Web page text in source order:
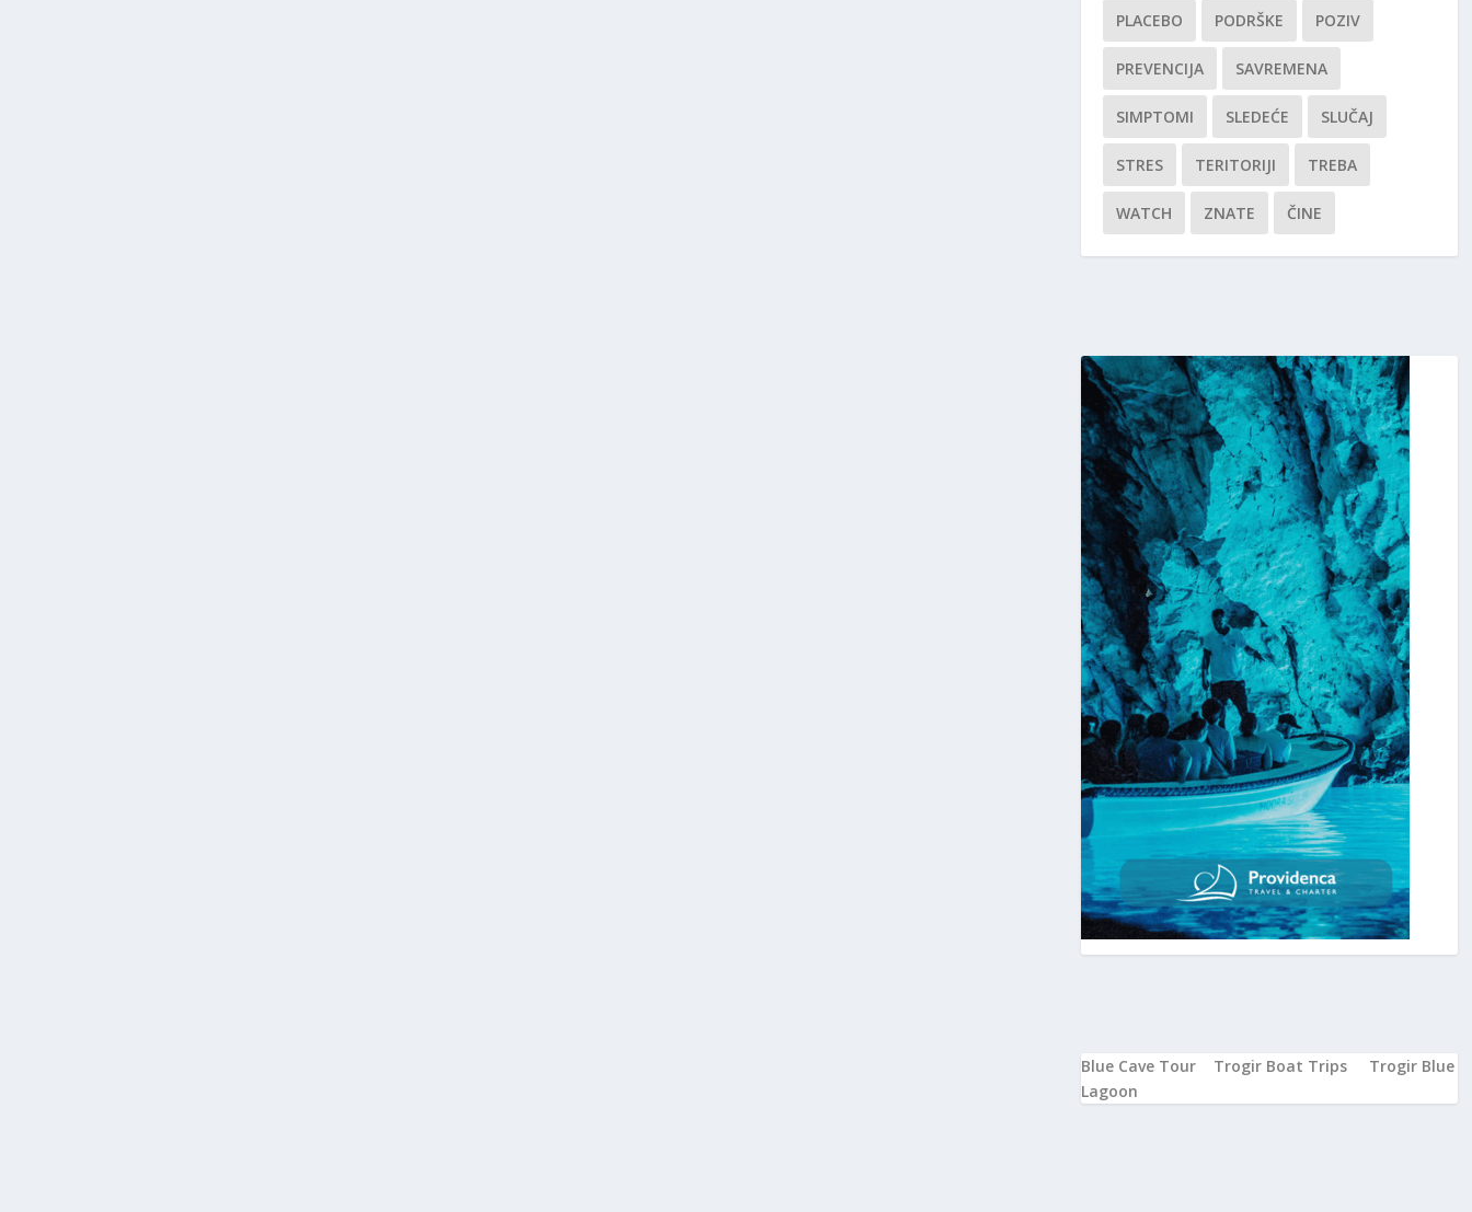
PLACEBO PODRŠKE POZIV
PREVENCIJA SAVREMENA
SIMPTOMI SLEDEĆE SLUČAJ
STRES TERITORIJI TREBA
WATCH ZNATE ČINE
Blue Cave Tour Trogir Boat Trips
Trogir Blue
Lagoon